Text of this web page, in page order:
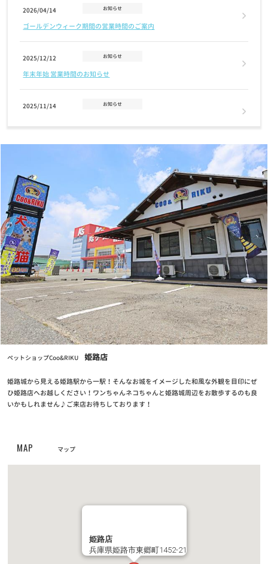
2026/04/14 お知らせ
ゴールデンウィーク期間の営業時間のご案内
2025/12/12 お知らせ
年末年始 営業時間のお知らせ
2025/11/14 お知らせ
【12/2(火)まで】クリスマスケーキ・おせちご予約受付中！
2025/07/17 お知らせ
7/24(木)営業時間変更のお知らせ
2025/07/01 お知らせ
7月1日(火) GRAND OPENING！奈良富雄南店
2024/11/12 お知らせ
【重要なお知らせ】クレジットカード情報最新化の再度のお願い
2024/04/25 お知らせ
クーリク公式！定期フードアプリでより便利に！よりお得に！
2023/05/10 お知らせ
【定期フードアプリ】ワクチンチケット販売開始！
PROPACペットフード廃盤のご案内
お知らせ
第6回フォトコンテスト【ハロウィンコスプレでクリスマスプレゼ
ペットショップCoo&RIKU 姫路店
姫路城から見える姫路駅から一駅！そんなお城をイメージした和風な外観を目印にぜ
ひ姫路店へお越しください！ワンちゃんネコちゃんと姫路城周辺をお散歩するのも良
いかもしれません♪ご来店お待ちしております！
MAP マップ
姫路店
兵庫県姫路市東郷町1452-21